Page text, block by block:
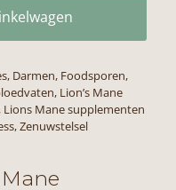
, Darmen, Foodsporen,
, Lion’s Mane
, Lions Mane supplementen
,Zenuwstelsel